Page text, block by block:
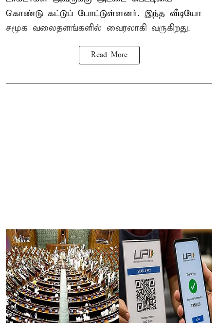
கொண்டு கட்டுப் போட்டுள்ளனர். இந்த வீடியோ
சமூக வலைதளங்களில் வைரலாகி வருகிறது.
Read More